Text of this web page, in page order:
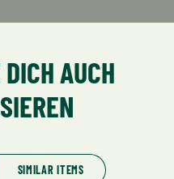
AUCH
SIMILAR ITEMS